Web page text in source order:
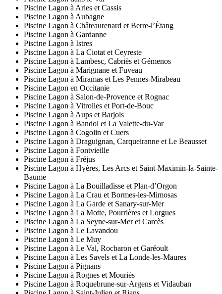
Piscine Lagon à Arles et Cassis
Piscine Lagon à Aubagne
Piscine Lagon à Châteaurenard et Berre-l’Étang
Piscine Lagon à Gardanne
Piscine Lagon à Istres
Piscine Lagon à La Ciotat et Ceyreste
Piscine Lagon à Lambesc, Cabriès et Gémenos
Piscine Lagon à Marignane et Fuveau
Piscine Lagon à Miramas et Les Pennes-Mirabeau
Piscine Lagon en Occitanie
Piscine Lagon à Salon-de-Provence et Rognac
Piscine Lagon à Vitrolles et Port-de-Bouc
Piscine Lagon à Aups et Barjols
Piscine Lagon à Bandol et La Valette-du-Var
Piscine Lagon à Cogolin et Cuers
Piscine Lagon à Draguignan, Carqueiranne et Le Beausset
Piscine Lagon à Fontvieille
Piscine Lagon à Fréjus
Piscine Lagon à Hyères, Les Arcs et Saint-Maximin-la-Sainte-
Baume
Piscine Lagon à La Bouilladisse et Plan-d’Orgon
Piscine Lagon à La Crau et Bormes-les-Mimosas
Piscine Lagon à La Garde et Sanary-sur-Mer
Piscine Lagon à La Motte, Pourrières et Lorgues
Piscine Lagon à La Seyne-sur-Mer et Carcès
Piscine Lagon à Le Lavandou
Piscine Lagon à Le Muy
Piscine Lagon à Le Val, Rocbaron et Garéoult
Piscine Lagon à Les Savels et La Londe-les-Maures
Piscine Lagon à Pignans
Piscine Lagon à Rognes et Mouriès
Piscine Lagon à Roquebrune-sur-Argens et Vidauban